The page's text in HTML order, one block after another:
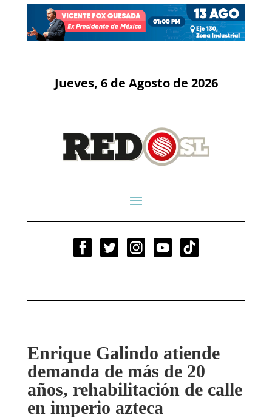
Jueves, 6 de Agosto de 2026
Enrique Galindo atiende
demanda de más de 20
años, rehabilitación de calle
en imperio azteca